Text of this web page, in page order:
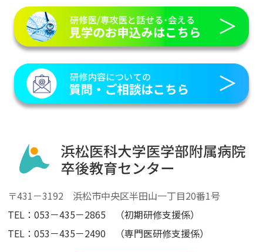
〒431－3192 浜松市中央区半田山一丁目20番1号
TEL：053－435－2865 （初期研修支援係）
TEL：053－435－2490 （専門医研修支援係）